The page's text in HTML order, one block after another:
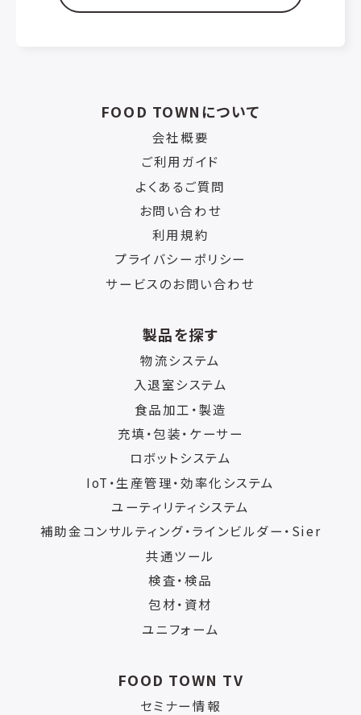
FOOD TOWNについて
会社概要
ご利用ガイド
よくあるご質問
お問い合わせ
利用規約
プライバシーポリシー
サービスのお問い合わせ
製品を探す
物流システム
入退室システム
食品加工・製造
充填・包装・ケーサー
ロボットシステム
IoT・生産管理・効率化システム
ユーティリティシステム
補助金コンサルティング・ラインビルダー・Sier
共通ツール
検査・検品
包材・資材
ユニフォーム
FOOD TOWN TV
セミナー情報